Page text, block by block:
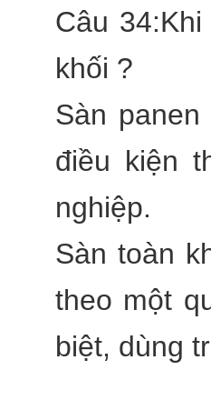
Câu
khối ?
Sàn
điều kiện
nghiệp.
Sàn toàn
theo một
biệt, dùng